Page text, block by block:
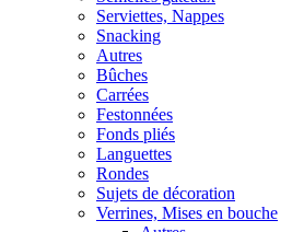
Serviettes, Nappes
Snacking
Autres
Bûches
Carrées
Festonnées
Fonds pliés
Languettes
Rondes
Sujets de décoration
Verrines, Mises en bouche